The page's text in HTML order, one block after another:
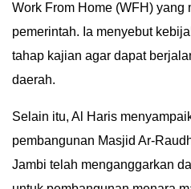
Work From Home (WFH) yang
pemerintah. Ia menyebut
tahap kajian agar dapat
daerah.
Selain itu, Al Haris
pembangunan Masjid Ar-
Jambi telah menganggarkan